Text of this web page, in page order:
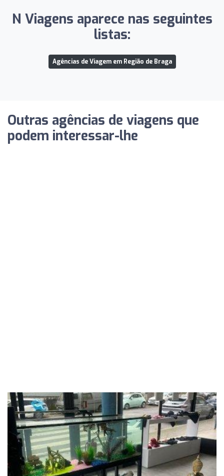
N Viagens aparece nas seguintes
listas:
Agências de Viagem em Região de Braga
Outras agências de viagens que
podem interessar-lhe